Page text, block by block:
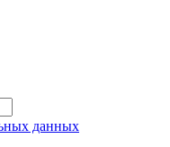
данных